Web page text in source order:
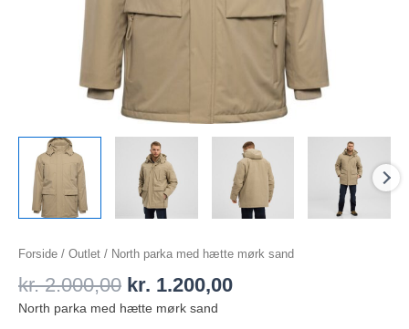
Forside / Outlet / North parka med hætte mørk sand
kr.2.000,00 kr. 1.200,00
North parka med hætte mørk sand